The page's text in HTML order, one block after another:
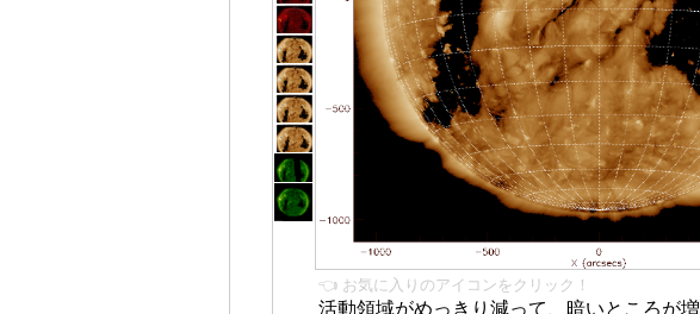
👈 お気に入りのアイコンをクリック！
活動領域がめっきり減って、暗いところが増